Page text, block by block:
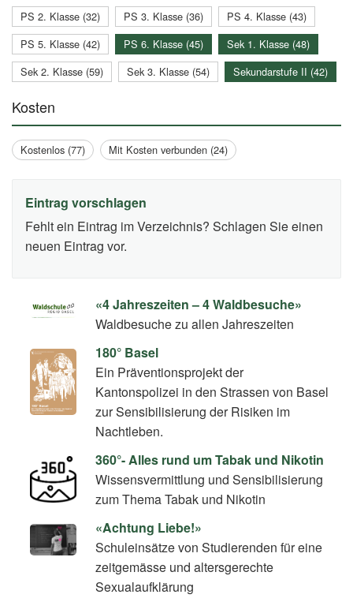
«4 Jahreszeiten – 4 Waldbesuche»
Waldbesuche zu allen Jahreszeiten
180° Basel
Ein Präventionsprojekt der
Kantonspolizei in den Strassen von Basel
zur Sensibilisierung der Risiken im
Nachtleben.
360°- Alles rund um Tabak und Nikotin
Wissensvermittlung und Sensibilisierung
zum Thema Tabak und Nikotin
«Achtung Liebe!»
Schuleinsätze von Studierenden für eine
zeitgemässe und altersgerechte
Sexualaufklärung
PS 2. Klasse (32)
PS 3. Klasse (36)
PS 4. Klasse (43)
PS 5. Klasse (42)
PS 6. Klasse (45)
Sek 1. Klasse (48)
Sek 2. Klasse (59)
Sek 3. Klasse (54) Sekundarstufe II (42)
Kosten
Kostenlos (77) Mit Kosten verbunden (24)
Eintrag vorschlagen
Fehlt ein Eintrag im Verzeichnis? Schlagen Sie einen
neuen Eintrag vor.